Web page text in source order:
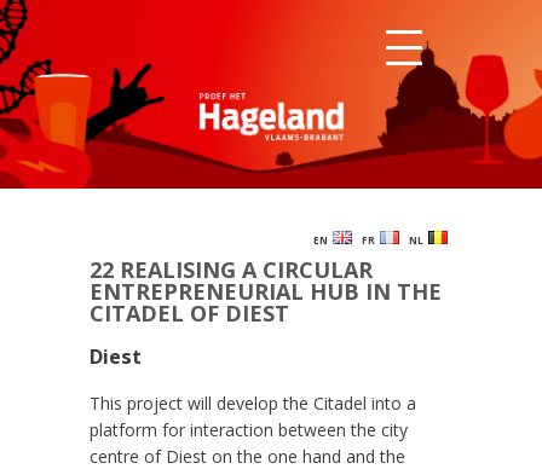
NL
FR
EN
22 REALISING A CIRCULAR
ENTREPRENEURIAL HUB IN THE
CITADEL OF DIEST
Diest
This project will develop the Citadel into a
platform for interaction between the city
centre of Diest on the one hand and the